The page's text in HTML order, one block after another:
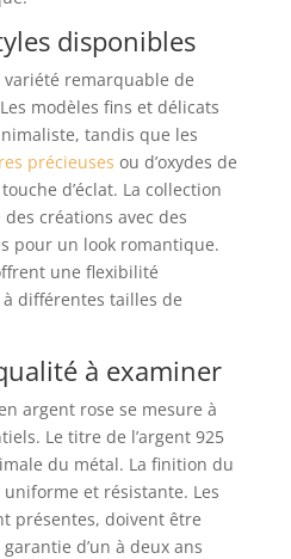
disponibles
remarquable de
modèles fins et délicats
tandis que les
précieuses ou d’oxydes de
d’éclat. La collection
des créations avec des
pour un look romantique.
une flexibilité
différentes tailles de
à examiner
argent rose se mesure à
Le titre de l’argent 925
du métal. La finition du
et résistante. Les
présentes, doivent être
d’un à deux ans